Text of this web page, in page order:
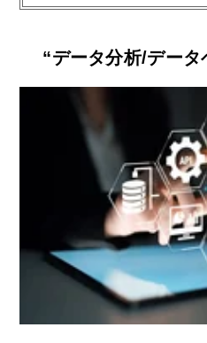
“データ分析/データ